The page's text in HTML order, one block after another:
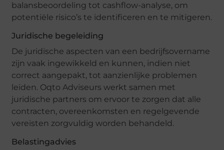
balansbeoordeling tot cashflow-analyse, om
potentiële risico’s te identificeren en te mitigeren.
Juridische begeleiding
De juridische aspecten van een bedrijfsovername
zijn vaak ingewikkeld en kunnen, indien niet
correct aangepakt, tot aanzienlijke problemen
leiden. Oqto Adviseurs werkt samen met
juridische partners om ervoor te zorgen dat alle
contracten, overeenkomsten en regelgevende
vereisten zorgvuldig worden behandeld.
Belastingadvies